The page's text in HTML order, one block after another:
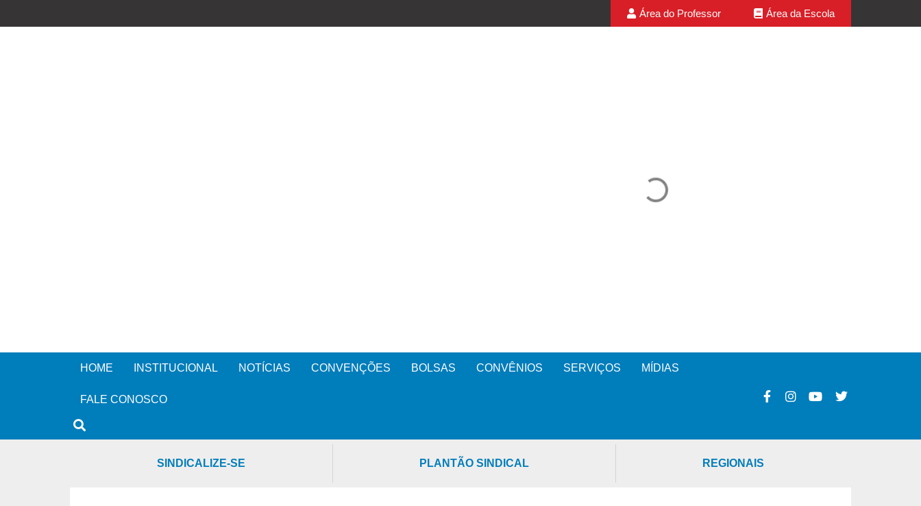
Área do Professor Área da Escola
HOME INSTITUCIONAL NOTÍCIAS CONVENÇÕES BOLSAS CONVÊNIOS SERVIÇOS MÍDIAS
FALE CONOSCO
SINDICALIZE-SE PLANTÃO SINDICAL REGIONAIS